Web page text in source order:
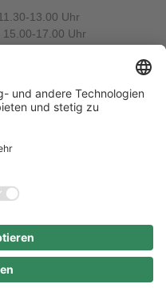
13.00 Uhr
17.00 Uhr
und